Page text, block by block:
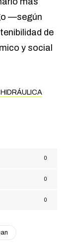
—según
de
y social
0
0
0